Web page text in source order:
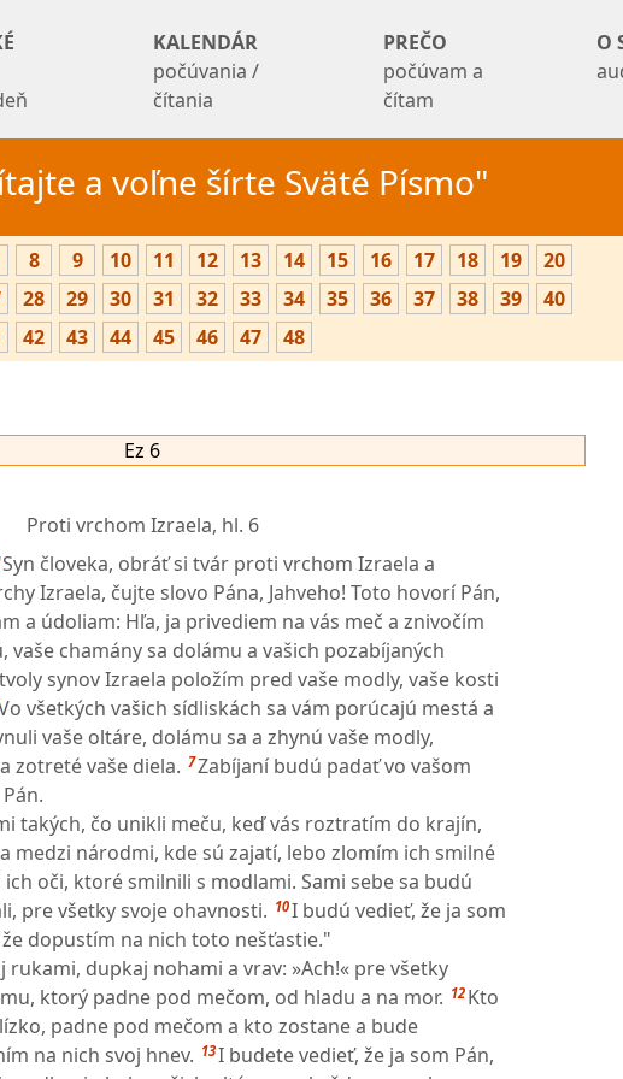
KALENDÁR
počúvania /
čítania
PREČO
počúvam a
čítam
O
a voľne šírte Sväté Písmo"
8 9 10 11 12 13 14 15 16 17 18 19
20
28 29 30 31 32 33 34 35 36 37 38 39
40
42 43 44 45 46 47 48
Ez 6
Proti vrchom Izraela, hl. 6
človeka, obráť si tvár proti vrchom Izraela a
Izraela, čujte slovo Pána, Jahveho! Toto hovorí Pán,
a údoliam: Hľa, ja privediem na vás meč a znivočím
vaše chamány sa dolámu a vašich pozabíjaných
synov Izraela položím pred vaše modly, vaše kosti
všetkých vašich sídliskách sa vám porúcajú mestá a
vaše oltáre, dolámu sa a zhynú vaše modly,
zotreté vaše diela. 7Zabíjaní budú padať vo vašom
takých, čo unikli meču, keď vás roztratím do krajín,
medzi národmi, kde sú zajatí, lebo zlomím ich smilné
oči, ktoré smilnili s modlami. Sami sebe sa budú
pre všetky svoje ohavnosti. 10I budú vedieť, že ja som
dopustím na nich toto nešťastie."
rukami, dupkaj nohami a vrav: »Ach!« pre všetky
ktorý padne pod mečom, od hladu a na mor. 12 Kto
padne pod mečom a kto zostane a bude
na nich svoj hnev. 13I budete vedieť, že ja som Pán,